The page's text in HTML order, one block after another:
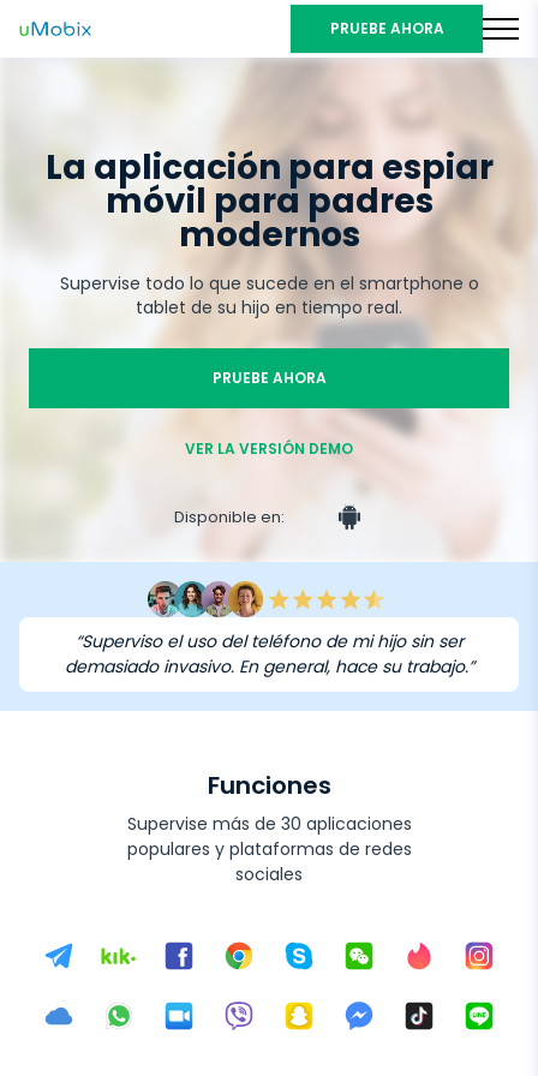
PRUEBE AHORA
La aplicación para espiar
móvil para padres
modernos
Supervise todo lo que sucede en el smartphone o
tablet de su hijo en tiempo real.
PRUEBE AHORA
VER LA VERSIÓN DEMO
Disponible en:
“Superviso el uso del teléfono de mi hijo sin ser
demasiado invasivo. En general, hace su trabajo.”
Funciones
Supervise más de 30 aplicaciones
populares y plataformas de redes
sociales